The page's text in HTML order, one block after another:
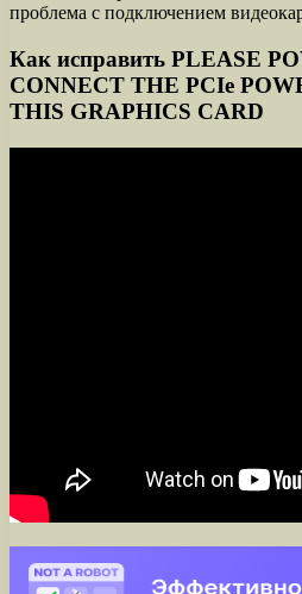
проблема с подключением
Как исправить PLEASE
CONNECT THE PCIe
THIS GRAPHICS CARD